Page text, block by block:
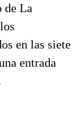
de La
en las siete
entrada